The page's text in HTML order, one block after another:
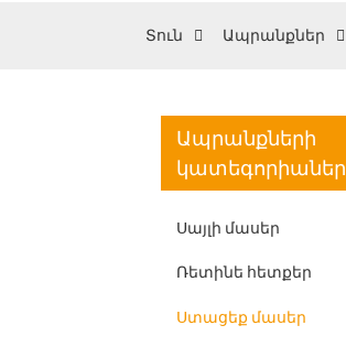
Տուն Ապրանքներ
Ապրանքների
կատեգորիաներ
Սայլի մասեր
Ռետինե հետքեր
Ստացեք մասեր